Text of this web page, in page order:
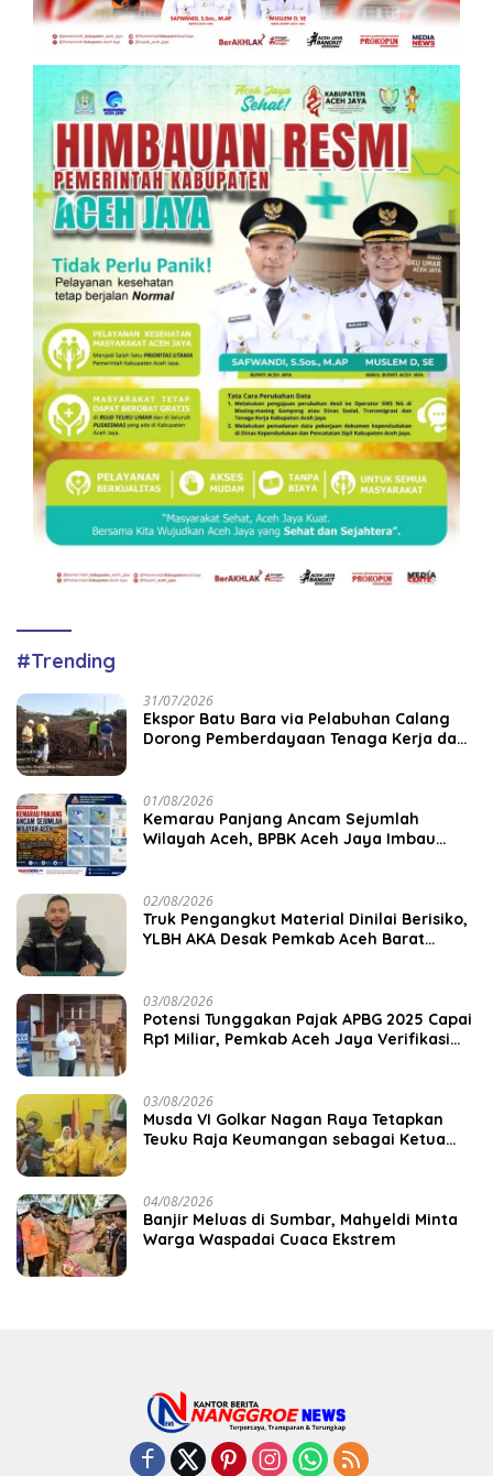
#Trending
31/07/2026
‎Ekspor Batu Bara via Pelabuhan Calang
Dorong Pemberdayaan Tenaga Kerja dan
01/08/2026
Kemarau Panjang Ancam Sejumlah
Wilayah Aceh, BPBK Aceh Jaya Imbau
02/08/2026
Truk Pengangkut Material Dinilai Berisiko,
YLBH AKA Desak Pemkab Aceh Barat
03/08/2026
Potensi Tunggakan Pajak APBG 2025 Capai
Rp1 Miliar, Pemkab Aceh Jaya Verifikasi
03/08/2026
Musda VI Golkar Nagan Raya Tetapkan
Teuku Raja Keumangan sebagai Ketua
04/08/2026
Banjir Meluas di Sumbar, Mahyeldi Minta
Warga Waspadai Cuaca Ekstrem